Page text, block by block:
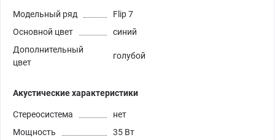
Модельный ряд
Flip 7
Основной цвет
синий
Дополнительный
цвет
голубой
Акустические характеристики
Стереосистема
нет
Мощность
35 Вт